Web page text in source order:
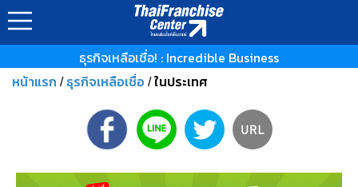
ธุรกิจเหลือเชื่อ! : Incredible Business
หน้าแรก / ธุรกิจเหลือเชื่อ /ในประเทศ